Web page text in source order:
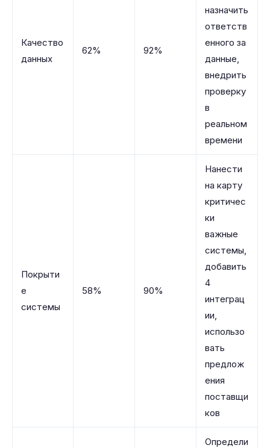
Качество
данных
62% 92%
назначить
ответств
енного за
данные,
внедрить
проверку
в
реальном
времени
Покрыти
е
системы
58% 90%
Нанести
на карту
критичес
ки
важные
системы,
добавить
4
интеграц
ии,
использо
вать
предлож
ения
поставщи
ков
Определи